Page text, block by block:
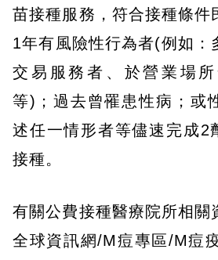
苗接種服務，符合接種條件
1年有風險性行為者(例如：
交易服務者、於營業場
等)；過去曾罹患性病；或
述任一情形者等儘速完成2
接種。
有關公費接種醫療院所相關
全球資訊網/M痘專區/M痘